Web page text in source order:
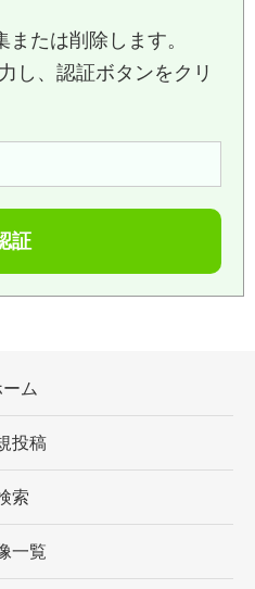
たは削除します。
し、認証ボタンをクリ
ーム
投稿
索
一覧